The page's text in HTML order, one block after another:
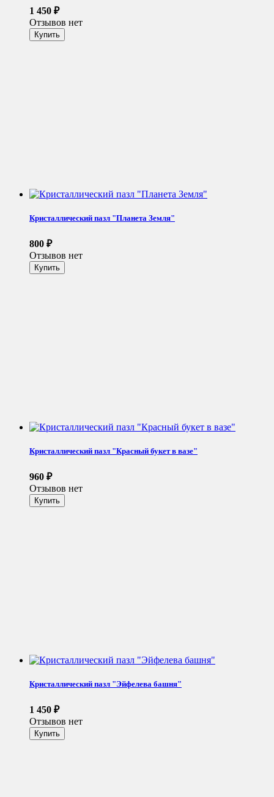
1 450 ₽
Отзывов нет
Кристаллический пазл "Планета Земля"
800 ₽
Отзывов нет
Кристаллический пазл "Красный букет в вазе"
960 ₽
Отзывов нет
Кристаллический пазл "Эйфелева башня"
1 450 ₽
Отзывов нет